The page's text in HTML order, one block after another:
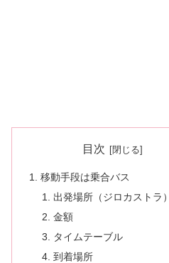
目次
移動手段は乗合バス
出発場所（ジロカストラ）
金額
タイムテーブル
到着場所